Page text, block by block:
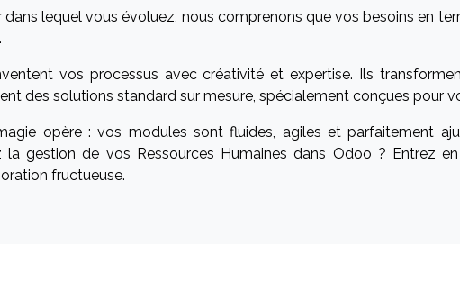
lequel vous évoluez, nous comprenons que vos besoins en
vos processus avec créativité et expertise. Ils
des solutions standard sur mesure, spécialement conçues pour
opère : vos modules sont fluides, agiles et parfaitement
la gestion de vos Ressources Humaines dans Odoo ? Entrez
fructueuse.